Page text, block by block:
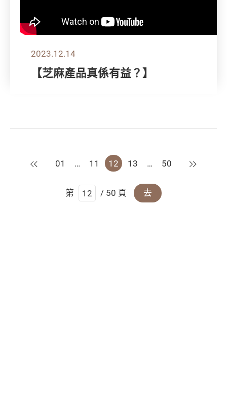
2023.12.14
【芝麻產品真係有益？】
上一頁
01 … 11 12 13 … 50 下一頁
第 / 50 頁 去